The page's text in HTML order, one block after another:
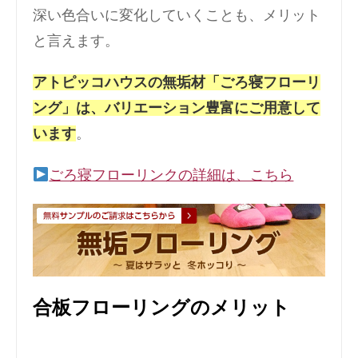
深い色合いに変化していくことも、メリット
と言えます。
アトピッコハウスの無垢材「ごろ寝フローリ
ング」は、バリエーション豊富にご用意して
います。
ごろ寝フローリンクの詳細は、こちら
合板フローリングのメリット